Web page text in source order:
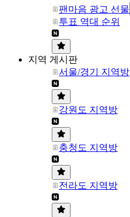
팬마음 광고 선물
투표 역대 순위
지역 게시판
서울/경기 지역방
강원도 지역방
충청도 지역방
전라도 지역방